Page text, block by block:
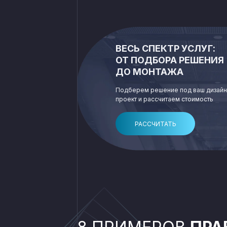
РАССЧИТАТЬ
ВЕСЬ СПЕКТР УСЛУГ:
ОТ ПОДБОРА РЕШЕНИЯ
ДО МОНТАЖА
Подберем решение под ваш
проект и рассчитаем стоимость